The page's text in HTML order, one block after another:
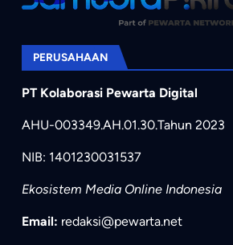
PERUSAHAAN
PT Kolaborasi Pewarta Digital
AHU-003349.AH.01.30.Tahun 2023
NIB: 1401230031537
Ekosistem Media Online Indonesia
Email: redaksi@pewarta.net